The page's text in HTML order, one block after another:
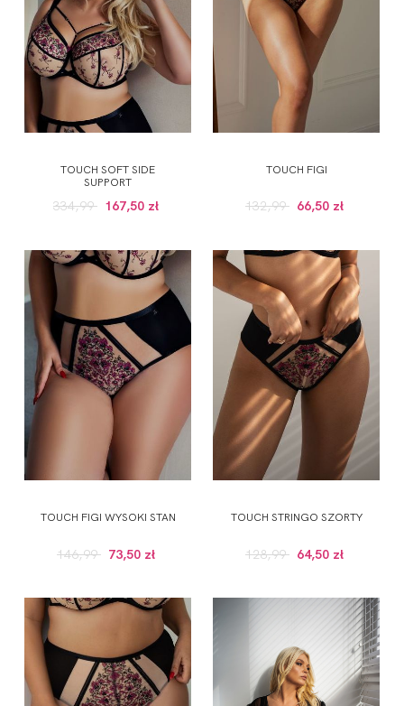
TOUCH SOFT SIDE
SUPPORT
334,99 167,50 zł
TOUCH FIGI
132,99 66,50 zł
TOUCH FIGI WYSOKI STAN
146,99 73,50 zł
TOUCH STRINGO SZORTY
128,99 64,50 zł